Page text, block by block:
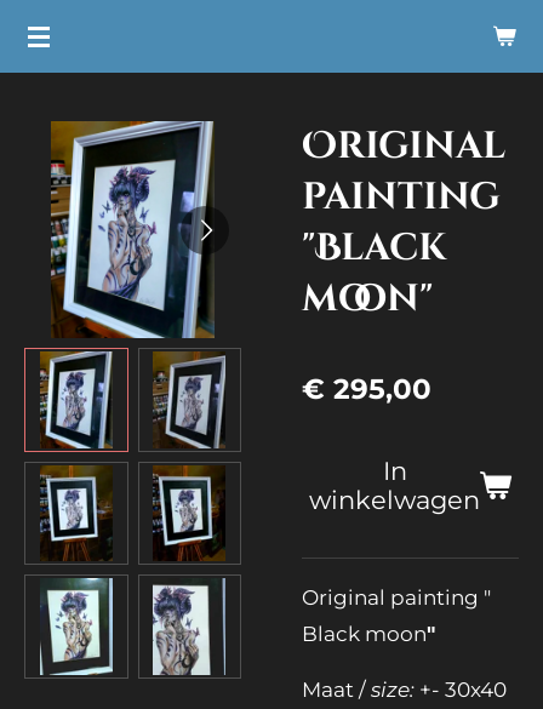
Ga
hoofdinhoud
Original
painting
"Black
moon"
€ 295,00
In
winkelwagen
Original painting "
Black moon"
Maat / size: +- 30x40